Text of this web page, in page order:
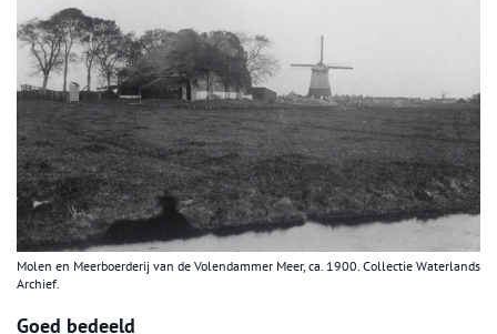
Molen en Meerboerderij van de Volendammer Meer, ca. 1900. Collectie Waterlands
Archief.
Goed bedeeld